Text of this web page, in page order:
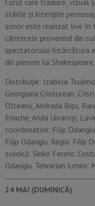
Corul care traduce, vizual
stările și intențiile
sonor este realizat live
cântecele provenind din
spectatorului încărcătura
din piesele lui Shakespeare.
Distribuție: Izabela
Georgiana Cristurean,
Olteanu, Andrada Bișu,
Enache, Anda Uivaroși,
coordonatori: Filip
Filip Odangiu. Regia: Filip
scenică: Sinkó Ferenc.
Odangiu. Tehnician lumini:
24 MAI (DUMINICĂ)